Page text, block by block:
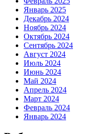
Январь 2025
Декабрь 2024
Ноябрь 2024
Октябрь 2024
Сентябрь 2024
Август 2024
Июль 2024
Июнь 2024
Май 2024
Апрель 2024
Март 2024
Февраль 2024
Январь 2024